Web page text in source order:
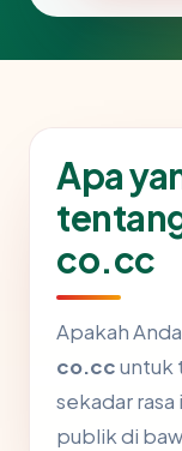
Apa
co.cc
Apakah
co.ccuntuk
sekadar
publik di